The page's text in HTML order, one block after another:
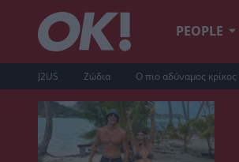
PEOPLE
J2US Ζώδια Ο πιο αδύναμος κρίκος